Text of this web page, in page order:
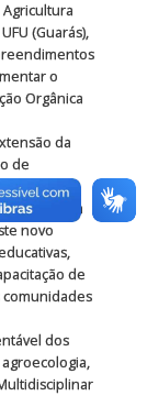
(Guarás),
o
Orgânica
da
de
para a
novo
de
comunidades
dos